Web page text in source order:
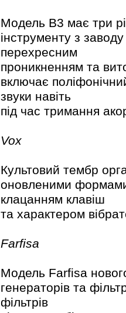
Модель B3 має три
інструменту з
перехресним
проникненням та
включає
звуки навіть
під час тримання
Vox
Культовий тембр
оновленими
клацанням клавіш
та характером
Farfisa
Модель Farfisa
генераторів та
фільтрів